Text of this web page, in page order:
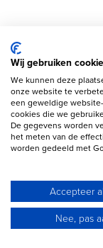
Aantal sleutels:2
Financiële
Garantie
Productveiligheid
Fabrikant: D2
Wij gebruiken
We kunnen deze
onze website te
een geweldige
cookies die we
De gegevens worden
het meten van de
worden gedeeld met
Accepteer
Nee, pas